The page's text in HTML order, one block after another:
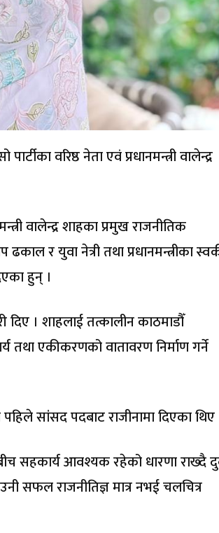
वरिष्ठ नेता एवं प्रधानमन्त्री वालेन्द्र
वालेन्द्र शाहका प्रमुख राजनीतिक
र युवा नेत्री तथा प्रधानमन्त्रीका
हुन् ।
। शाहलाई तत्कालीन काठमाडौँ
तथा एकीकरणको वातावरण निर्माण गर्ने
सांसद पदबाट राजीनामा दिएका थिए
सहकार्य आवश्यक रहेको धारणा राख्दै
सफल राजनीतिज्ञ मात्र नभई चलचित्र